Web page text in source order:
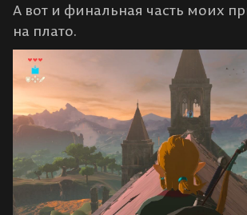
А вот и финальная часть моих
на плато.